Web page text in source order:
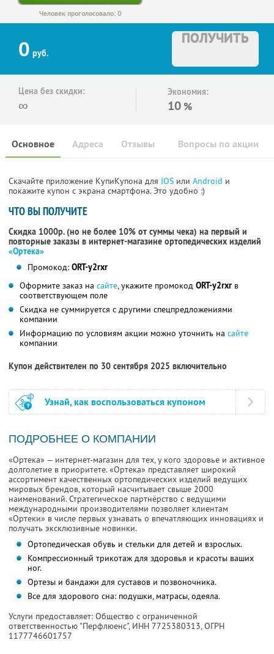
Человек проголосовало: 0
0 руб.
ПОЛУЧИТЬ
Цена без скидки:
∞
Экономия:
10 %
Основное Отзывы Вопросы по акции
Адреса
Скачайте приложение КупиКупона для IOS или Android и
покажите купон с экрана смартфона. Это удобно :)
ЧТО ВЫ ПОЛУЧИТЕ
Скидка 1000р. (но не более 10% от суммы чека) на первый и
повторные заказы в интернет-магазине ортопедических изделий
«Ортека»
Промокод: ORT-y2rxr
Оформите заказ на сайте, укажите промокод ORT-y2rxr в
соответствующем поле
Скидка не суммируется с другими спецпредложениями
компании
Информацию по условиям акции можно уточнить на сайте
компании
Купон действителен по 30 сентября 2025 включительно
Узнай, как воспользоваться купоном
ПОДРОБНЕЕ О КОМПАНИИ
«Ортека» — интернет-магазин для тех, у кого здоровье и активное
долголетие в приоритете. «Ортека» представляет широкий
ассортимент качественных ортопедических изделий ведущих
мировых брендов, который насчитывает свыше 2000
наименований. Стратегическое партнёрство с ведущими
международными производителями позволяет клиентам
«Ортеки» в числе первых узнавать о впечатляющих инновациях и
получать эксклюзивные новинки.
Ортопедическая обувь и стельки для детей и взрослых.
Компрессионный трикотаж для здоровья и красоты ваших
ног.
Ортезы и бандажи для суставов и позвоночника.
Все для здорового сна: подушки, матрасы, одеяла.
Услуги предоставляет: Общество с ограниченной
ответственностью "Перфлюенс", ИНН 7725380313, ОГРН
1177746601757